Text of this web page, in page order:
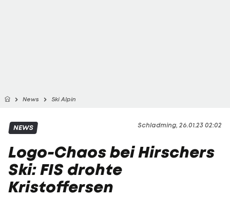
News Ski Alpin
Schladming, 26.01.23 02:02
NEWS
Logo-Chaos bei Hirschers
Ski: FIS drohte
Kristoffersen